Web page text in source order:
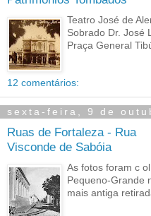
Teatro José de
Sobrado Dr. José
Praça General
12 comentários:
sexta-feira, 9 de
Ruas de Fortaleza - Rua
Visconde de Sabóia
As fotos foram c
Pequeno-Grande
mais antiga